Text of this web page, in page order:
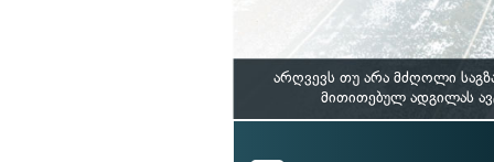
არღვევს თუ არა მძღოლი
მითითებულ ადგილას